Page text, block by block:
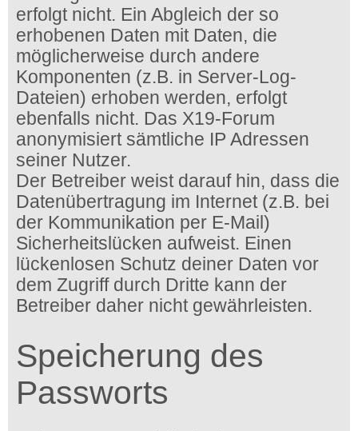
erfolgt nicht. Ein Abgleich der so
erhobenen Daten mit Daten, die
möglicherweise durch andere
Komponenten (z.B. in Server-Log-
Dateien) erhoben werden, erfolgt
ebenfalls nicht. Das X19-Forum
anonymisiert sämtliche IP Adressen
seiner Nutzer.
Der Betreiber weist darauf hin, dass die
Datenübertragung im Internet (z.B. bei
der Kommunikation per E-Mail)
Sicherheitslücken aufweist. Einen
lückenlosen Schutz deiner Daten vor
dem Zugriff durch Dritte kann der
Betreiber daher nicht gewährleisten.
Speicherung des
Passworts